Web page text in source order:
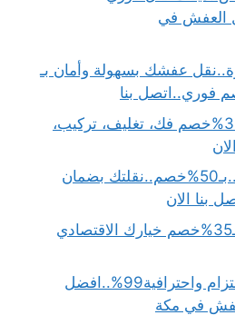
العفش في
عفشك بسهولة وأمان بـ
دينا نقل عفش جدة بـ35%خصم فك، تغليف، تركيب،
شركة نقل عفش بجدة..بـ50%خصم..نقلتك بضمان
ونيت نقل عفش جدة بـ35%خصم خيارك الاقتصادي
ونيت نقل عفش مكه التزام واحترافية99%..افضل
في مكة